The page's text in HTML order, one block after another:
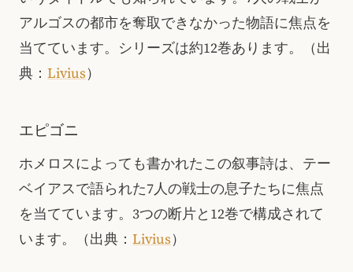
アルゴスの都市を奪取できなかった物語に焦点を
当てています。シリーズは約12巻あります。
（出
典： Livius）
エピゴニ
ホメロスによっても書かれたこの叙事詩は、テー
ベイアスで語られた7人の戦士の息子たちに焦点
を当てています。3つの断片と12巻で構成されて
います。
（出典： Livius）